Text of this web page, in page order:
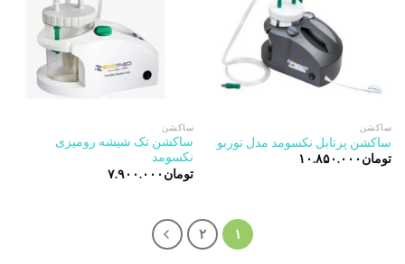
ساکشن
ساکشن پرتابل نکسومد مدل توربو
تومان ۱۰.۸۵۰.۰۰۰
ساکشن
ساکشن تک شیشه رومیزی
نکسومد
تومان ۷.۹۰۰.۰۰۰
۱ ۲